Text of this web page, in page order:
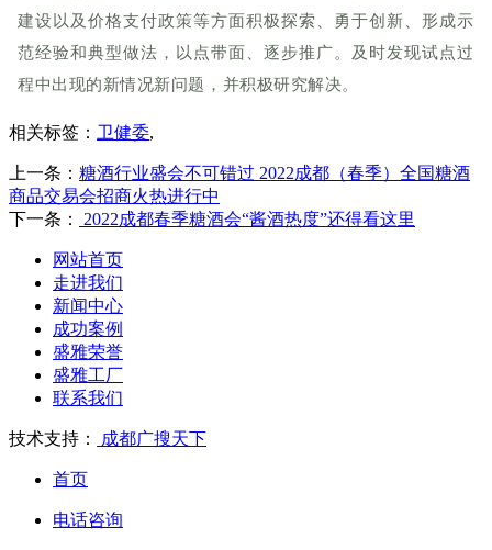
建设以及价格支付政策等方面积极探索、勇于创新、形成示
范经验和典型做法，以点带面、逐步推广。及时发现试点过
程中出现的新情况新问题，并积极研究解决。
相关标签： 卫健委,
上一条： 糖酒行业盛会不可错过 2022成都（春季）全国糖酒
商品交易会招商火热进行中
下一条：
2022成都春季糖酒会“酱酒热度”还得看这里
网站首页
走进我们
新闻中心
成功案例
盛雅荣誉
盛雅工厂
联系我们
技术支持： 成都广搜天下
首页
电话咨询